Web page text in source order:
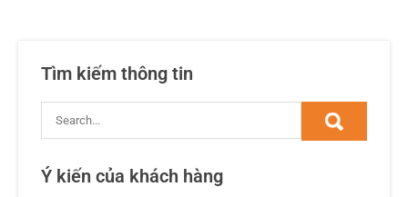
Tìm kiếm thông tin
Ý kiến của khách hàng